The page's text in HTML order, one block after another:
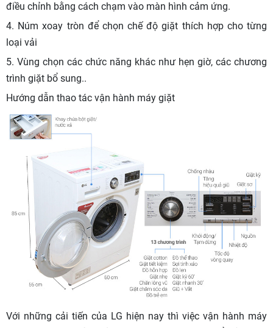
điều chỉnh bằng cách chạm vào màn hình cảm ứng.
4. Núm xoay tròn để chọn chế độ giặt thích hợp cho từng
loại vải
5. Vùng chọn các chức năng khác như hẹn giờ, các chương
trình giặt bổ sung..
Hướng dẫn thao tác vận hành máy giặt
Với những cải tiến của LG hiện nay thì việc vận hành máy